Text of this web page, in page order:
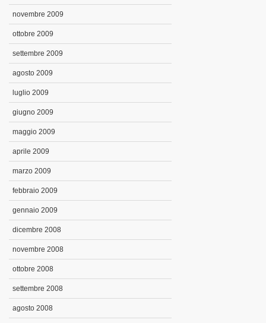
novembre 2009
ottobre 2009
settembre 2009
agosto 2009
luglio 2009
giugno 2009
maggio 2009
aprile 2009
marzo 2009
febbraio 2009
gennaio 2009
dicembre 2008
novembre 2008
ottobre 2008
settembre 2008
agosto 2008